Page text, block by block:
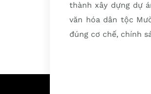
thành xây dựng dự
văn hóa dân tộc
đúng cơ chế, chính